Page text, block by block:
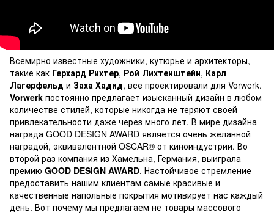
Всемирно известные художники, кутюрье и архитекторы,
такие как Герхард Рихтер, Рой Лихтенштейн, Карл
Лагерфельд и Заха Хадид, все проектировали для Vorwerk.
Vorwerk постоянно предлагает изысканный дизайн в любом
количестве стилей, которые никогда не теряют своей
привлекательности даже через много лет. В мире дизайна
награда GOOD DESIGN AWARD является очень желанной
наградой, эквивалентной OSCAR® от киноиндустрии. Во
второй раз компания из Хамельна, Германия, выиграла
премию GOOD DESIGN AWARD. Настойчивое стремление
предоставить нашим клиентам самые красивые и
качественные напольные покрытия мотивирует нас каждый
день. Вот почему мы предлагаем не товары массового